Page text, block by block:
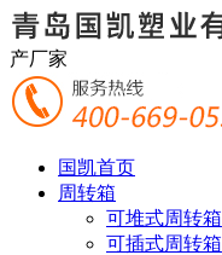
产厂家
国凯首页
周转箱
可堆式周转箱
可插式周转箱